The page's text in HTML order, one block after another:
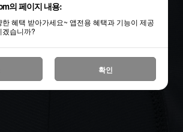
의 페이지 내용:
혜택 받아가세요~ 앱전용 혜택과 기능이 제공
겠습니까?
확인